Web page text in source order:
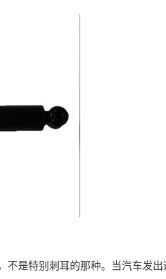
是特别刺耳的那种。当汽车发出